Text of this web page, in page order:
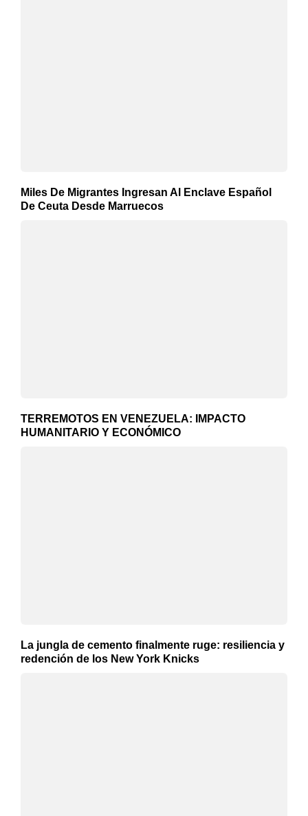
Miles De Migrantes Ingresan Al Enclave Español
De Ceuta Desde Marruecos
TERREMOTOS EN VENEZUELA: IMPACTO
HUMANITARIO Y ECONÓMICO
La jungla de cemento finalmente ruge: resiliencia y
redención de los New York Knicks